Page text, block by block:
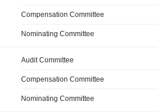
Compensation Committee
Nominating Committee
Audit Committee
Compensation Committee
Nominating Committee